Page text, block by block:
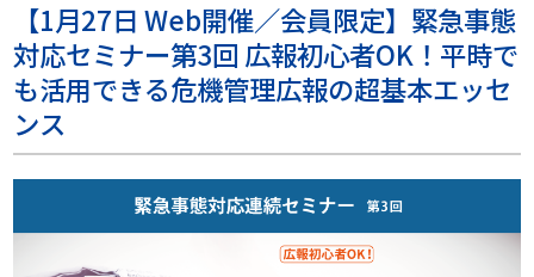
【1月27日 Web開催／会員限定】緊急事態
対応セミナー第3回 広報初心者OK！平時で
も活用できる危機管理広報の超基本エッセ
ンス